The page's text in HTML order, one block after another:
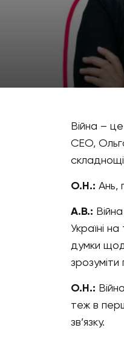
Війна –
СЕО,
складнощі
О.Н.: Ань,
А.В.:
Україні
думки
О.Н.:
теж в
зв’язку.